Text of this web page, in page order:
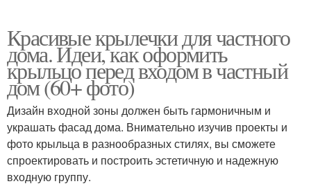
Красивые крылечки для частного
дома. Идеи, как оформить
крыльцо перед входом в частный
дом (60+ фото)
Дизайн входной зоны должен быть гармоничным и
украшать фасад дома. Внимательно изучив проекты и
фото крыльца в разнообразных стилях, вы сможете
спроектировать и построить эстетичную и надежную
входную группу.